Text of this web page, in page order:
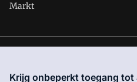
Markt
waar VMN media voor staat. Op
Krijg onbeperkt toegang tot